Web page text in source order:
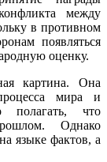
между
в противном
появляться
оценку.
картина. Она
мира и
полагать, что
Однако
языке фактов, а